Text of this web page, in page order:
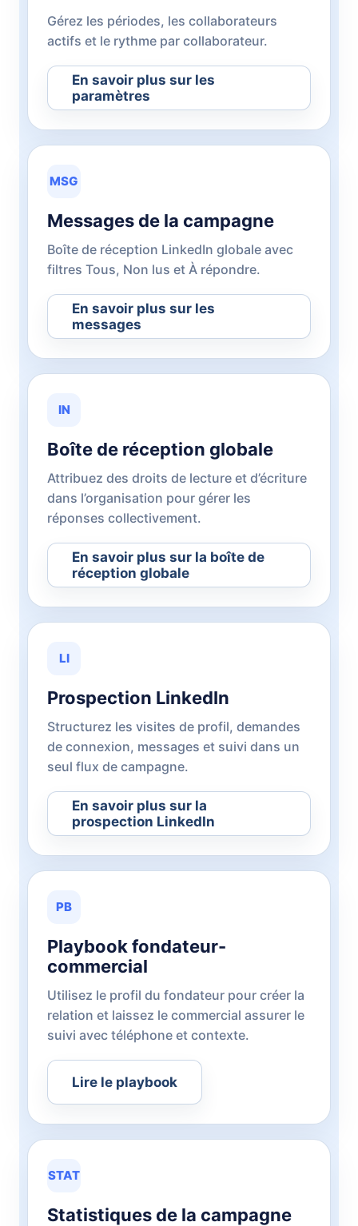
Gérez les périodes, les collaborateurs
actifs et le rythme par collaborateur.
En savoir plus sur les
paramètres
MSG
Messages de la campagne
Boîte de réception LinkedIn globale avec
filtres Tous, Non lus et À répondre.
En savoir plus sur les
messages
IN
Boîte de réception globale
Attribuez des droits de lecture et d’écriture
dans l’organisation pour gérer les
réponses collectivement.
En savoir plus sur la boîte de
réception globale
LI
Prospection LinkedIn
Structurez les visites de profil, demandes
de connexion, messages et suivi dans un
seul flux de campagne.
En savoir plus sur la
prospection LinkedIn
PB
Playbook fondateur-
commercial
Utilisez le profil du fondateur pour créer la
relation et laissez le commercial assurer le
suivi avec téléphone et contexte.
Lire le playbook
STAT
Statistiques de la campagne